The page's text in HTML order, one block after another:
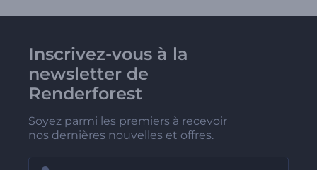
Inscrivez-vous à la
newsletter de
Renderforest
Soyez parmi les premiers à recevoir
nos dernières nouvelles et offres.